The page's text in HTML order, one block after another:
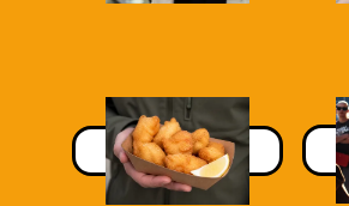
Fischknusperli
curryfactory.ch